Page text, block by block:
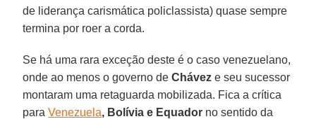
de liderança carismática policlassista) quase sempre
termina por roer a corda.
Se há uma rara exceção deste é o caso venezuelano,
onde ao menos o governo deChávez e seu sucessor
montaram uma retaguarda mobilizada. Fica a crítica
para Venezuela, Bolívia e Equador no sentido da